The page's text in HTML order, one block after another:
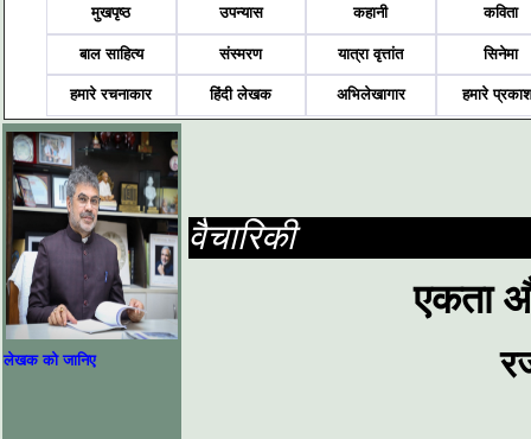
मुखपृष्ठ उपन्यास कहानी कविता
बाल साहित्य संस्मरण यात्रा वृत्तांत सिनेमा
हमारे रचनाकार हिंदी लेखक अभिलेखागार हमारे
लेखक को जानिए
वैचारिकी
एकता